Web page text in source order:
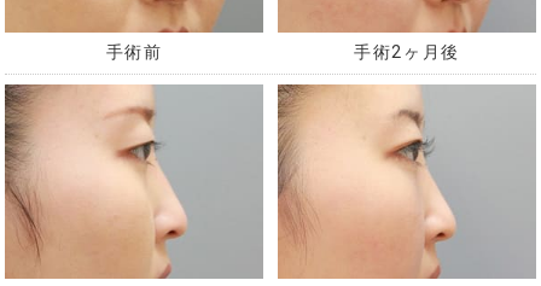
手術前 手術2ヶ月後